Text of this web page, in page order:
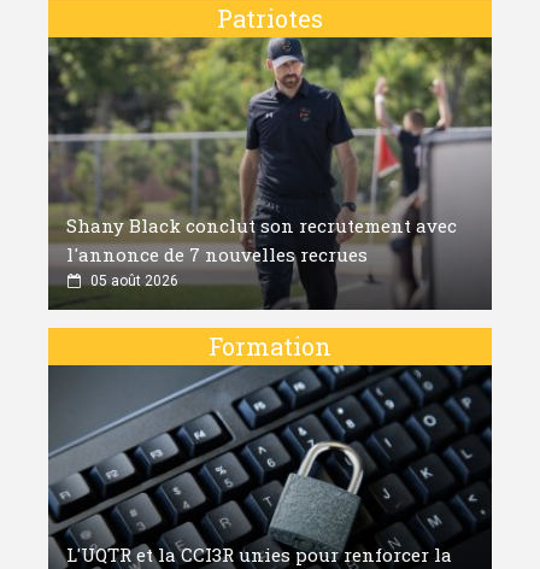
Patriotes
Shany Black conclut son recrutement avec
l'annonce de 7 nouvelles recrues
05 août 2026
Formation
L'UQTR et la CCI3R unies pour renforcer la